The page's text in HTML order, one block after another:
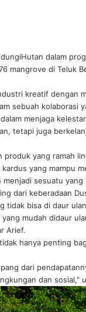
dalam
mangrove di Teluk
kreatif dengan
sebuah kolaborasi
menjaga
tetapi juga
yang ramah
yang mampu
sesuatu
dari keberadaan
tidak bisa di daur
mudah didaur
Arief.
hanya penting
dari
dan sosial,"